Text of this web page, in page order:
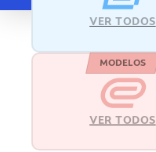
VER TODOS
MODELOS
VER TODOS